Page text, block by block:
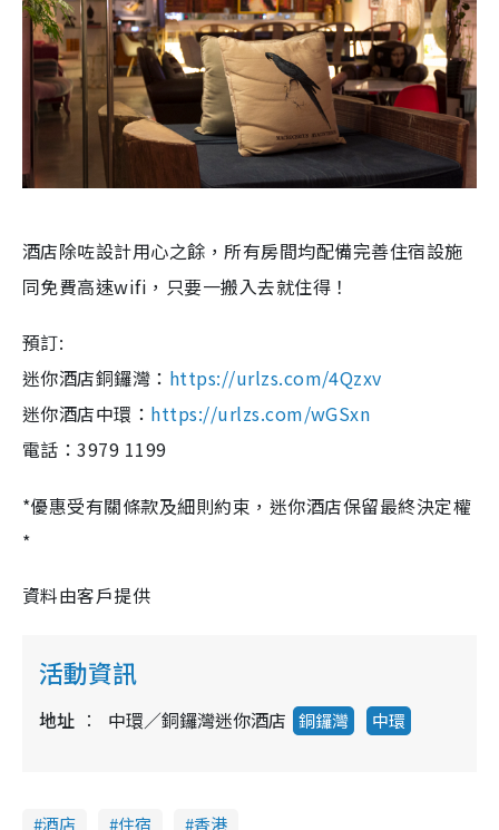
酒店除咗設計用心之餘，所有房間均配備完善住宿設施
同免費高速wifi，只要一搬入去就住得！
預訂:
迷你酒店銅鑼灣 ： https://urlzs.com/4Qzxv
迷你酒店中環 ： https://urlzs.com/wGSxn
電話：3979 1199
*優惠受有關條款及細則約束，迷你酒店保留最終決定權
*
資料由客戶提供
活動資訊
地址 中環／銅鑼灣迷你酒店 銅鑼灣 中環
酒店 住宿 香港